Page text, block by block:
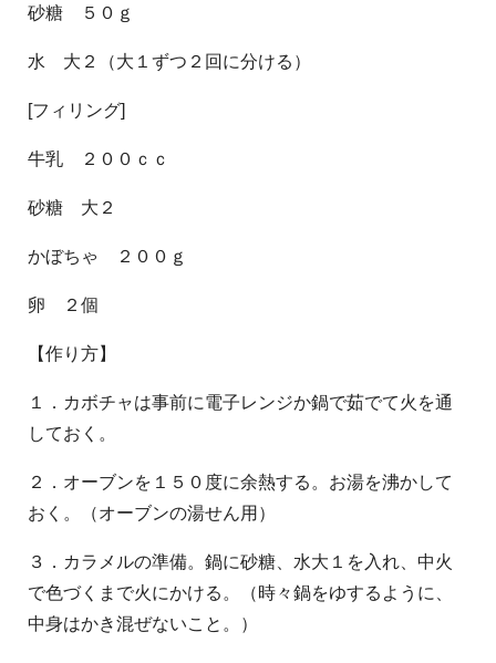
砂糖 ５０ｇ
水 大２（大１ずつ２回に分ける）
[フィリング]
牛乳 ２００ｃｃ
砂糖 大２
かぼちゃ ２００ｇ
卵 ２個
【作り方】
１．カボチャは事前に電子レンジか鍋で茹でて火を通
しておく。
２．オーブンを１５０度に余熱する。お湯を沸かして
おく。（オーブンの湯せん用）
３．カラメルの準備。鍋に砂糖、水大１を入れ、中火
で色づくまで火にかける。（時々鍋をゆするように、
中身はかき混ぜないこと。）